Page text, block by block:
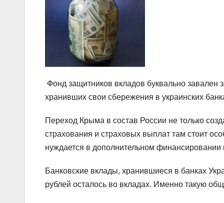
Фонд защитников вкладов буквально завален
хранивших свои сбережения в украинских
Переход Крыма в состав России не только
страхования и страховых выплат там стоит
нуждается в дополнительном финансировании
Банковские вклады, хранившиеся в банках
рублей осталось во вкладах. Именно такую